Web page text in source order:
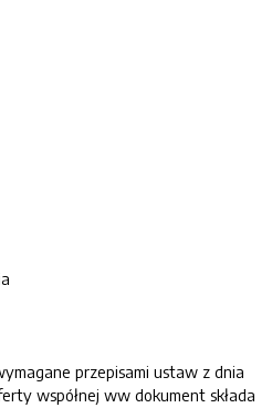
przepisami ustaw z dnia
współnej ww dokument składa